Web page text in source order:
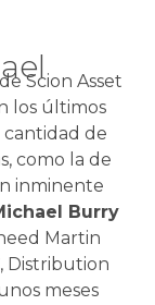
Scion Asset
los últimos
cantidad de
como la de
inminente
Burry
Martin
Distribution
meses